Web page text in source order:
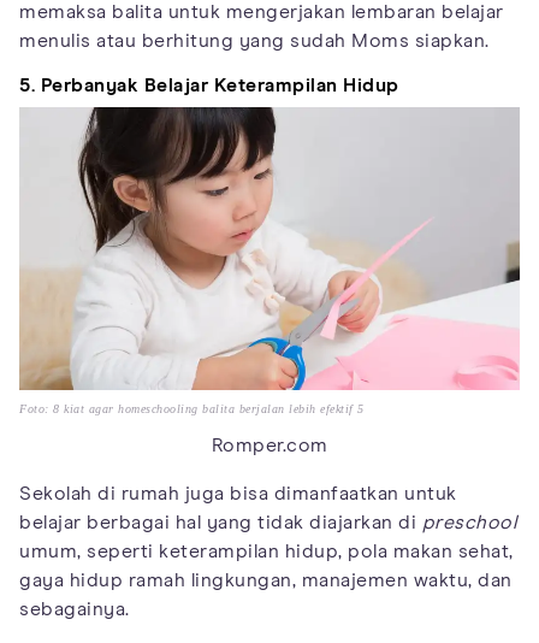
memaksa balita untuk mengerjakan lembaran belajar
menulis atau berhitung yang sudah Moms siapkan.
5. Perbanyak Belajar Keterampilan Hidup
Foto: 8 kiat agar homeschooling balita berjalan lebih efektif 5
Romper.com
Sekolah di rumah juga bisa dimanfaatkan untuk
belajar berbagai hal yang tidak diajarkan di preschool
umum, seperti keterampilan hidup, pola makan sehat,
gaya hidup ramah lingkungan, manajemen waktu, dan
sebagainya.